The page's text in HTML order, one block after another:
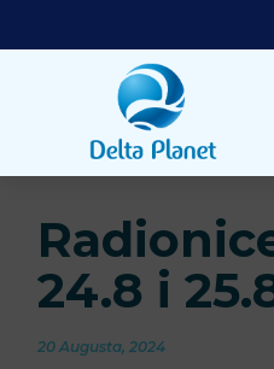
24.8 i
20 Augusta, 2024